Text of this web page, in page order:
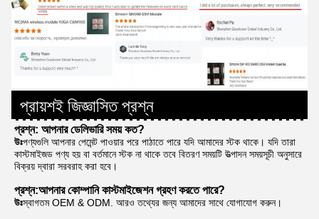
প্রায়শই জিজ্ঞাসিত প্রশ্ন
প্রশ্ন: আপনার ডেলিভারি সময় কত?
উঃপণ্যগুলি আপনার পেমেন্ট পাওয়ার পরে পাঠাতে পারে যদি আমাদের স্টক থাকে। যদি তারা
কাস্টমাইজড পণ্য হয় বা বর্তমানে স্টক না থাকে তবে বিতরণ সময়টি উত্পাদন সময়সূচী অনুসারে
বিক্রয় দ্বারা সরবরাহ করা হবে।
প্রশ্ন:আপনার কোম্পানি কাস্টমাইজেশন গ্রহণ করতে পারে?
উঃস্বাগতম OEM & ODM. আরও তথ্যের জন্য আমাদের সাথে যোগাযোগ করুন।